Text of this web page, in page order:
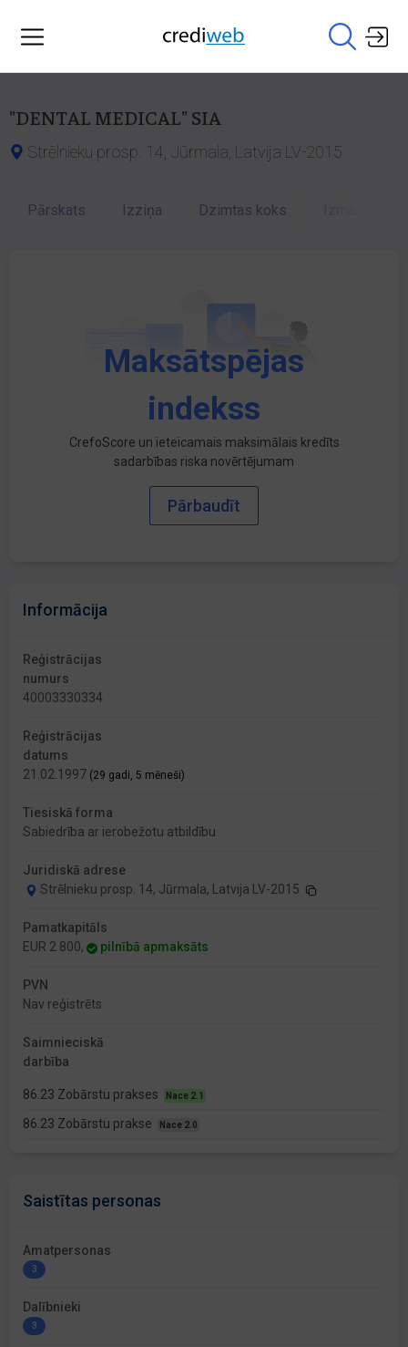
"DENTAL MEDICAL" SIA
Strēlnieku prosp. 14, Jūrmala, Latvija LV-2015
Pārskats Izziņa Dzimtas koks
Maksātspējas
indekss
CrefoScore un ieteicamais maksimālais kredīts
sadarbības riska novērtējumam
Pārbaudīt
Informācija
Reģistrācijas
numurs
40003330334
Reģistrācijas
datums
21.02.1997 (29 gadi, 5 mēneši)
Tiesiskā forma
Sabiedrība ar ierobežotu atbildību
Juridiskā adrese
Strēlnieku prosp. 14, Jūrmala, Latvija LV-2015
Pamatkapitāls
EUR 2 800,
pilnībā apmaksāts
PVN
Nav reģistrēts
Saimnieciskā
darbība
86.23 Zobārstu prakses Nace 2.1
86.23 Zobārstu prakse Nace 2.0
Saistītas personas
Amatpersonas
3
Dalībnieki
3